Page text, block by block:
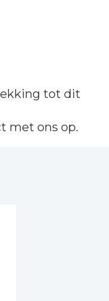
tot dit
met ons op.